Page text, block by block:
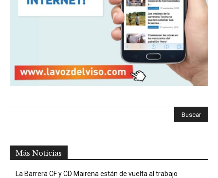
Más Noticias
La Barrera CF y CD Mairena están de vuelta al trabajo